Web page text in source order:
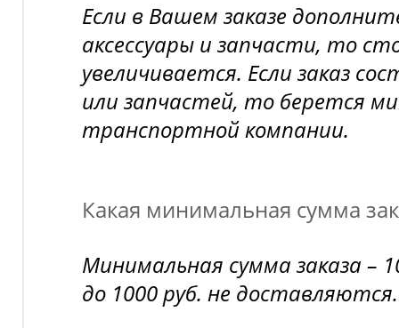
Если в Вашем заказе
аксессуары и запчасти, то
увеличивается. Если заказ
или запчастей, то берется
транспортной компании.
Какая минимальная сумма
Минимальная сумма заказа –
до 1000 руб. не доставляются.